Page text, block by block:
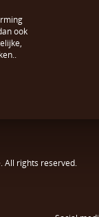
ook
. All rights reserved.